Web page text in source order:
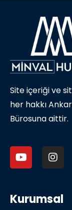
Site içeriği ve
her hakkı
Bürosuna aittir.
Kurumsal